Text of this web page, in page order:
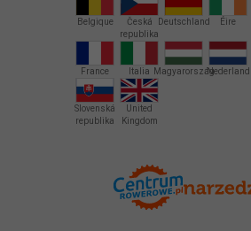
Belgique
Česká
republika
Deutschland Éire
France Italia MagyarországNederland
Slovenská
republika
United
Kingdom